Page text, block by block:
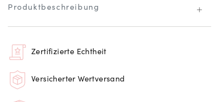
Produktbeschreibung
Zertifizierte Echtheit
Versicherter Wertversand